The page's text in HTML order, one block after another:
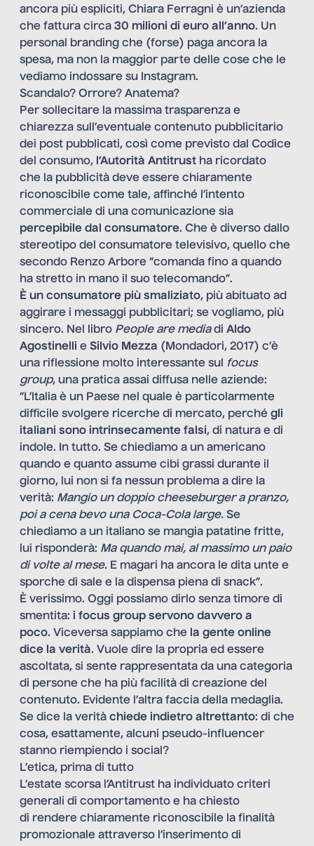
ancora più espliciti, Chiara Ferragni è un’azienda
che fattura circa 30 milioni di euro all’anno. Un
personal branding che (forse) paga ancora la
spesa, ma non la maggior parte delle cose che le
vediamo indossare su Instagram.
Scandalo? Orrore? Anatema?
Per sollecitare la massima trasparenza e
chiarezza sull’eventuale contenuto pubblicitario
dei post pubblicati, così come previsto dal Codice
del consumo, l’Autorità Antitrust ha ricordato
che la pubblicità deve essere chiaramente
riconoscibile come tale, affinché l’intento
commerciale di una comunicazione sia
percepibile dal consumatore. Che è diverso dallo
stereotipo del consumatore televisivo, quello che
secondo Renzo Arbore “comanda fino a quando
ha stretto in mano il suo telecomando”.
È un consumatore più smaliziato, più abituato ad
aggirare i messaggi pubblicitari; se vogliamo, più
sincero. Nel libro People are mediadi Aldo
Agostinelli e Silvio Mezza (Mondadori, 2017) c’è
una riflessione molto interessante sul focus
group, una pratica assai diffusa nelle aziende:
“L’Italia è un Paese nel quale è particolarmente
difficile svolgere ricerche di mercato, perché gli
italiani sono intrinsecamente falsi, di natura e di
indole. In tutto. Se chiediamo a un americano
quando e quanto assume cibi grassi durante il
giorno, lui non si fa nessun problema a dire la
verità: Mangio un doppio cheeseburger a pranzo,
poi a cena bevo una Coca-Cola large. Se
chiediamo a un italiano se mangia patatine fritte,
lui risponderà: Ma quando mai, al massimo un paio
di volte al mese. E magari ha ancora le dita unte e
sporche di sale e la dispensa piena di snack”.
È verissimo. Oggi possiamo dirlo senza timore di
smentita: i focus group servono davvero a
poco. Viceversa sappiamo che la gente online
dice la verità. Vuole dire la propria ed essere
ascoltata, si sente rappresentata da una categoria
di persone che ha più facilità di creazione del
contenuto. Evidente l’altra faccia della medaglia.
Se dice la verità chiede indietro altrettanto: di che
cosa, esattamente, alcuni pseudo-influencer
stanno riempiendo i social?
L’etica, prima di tutto
L’estate scorsa l’Antitrust ha individuato criteri
generali di comportamento e ha chiesto
di rendere chiaramente riconoscibile la finalità
promozionale attraverso l’inserimento di